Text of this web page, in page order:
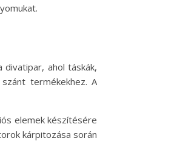
ahol táskák,
termékekhez. A
elemek készítésére
kárpitozása során